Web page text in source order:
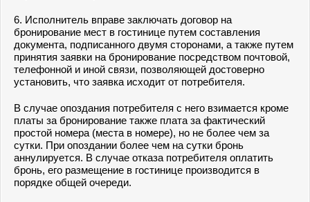
6. Исполнитель вправе заключать договор на
бронирование мест в гостинице путем составления
документа, подписанного двумя сторонами, а также путем
принятия заявки на бронирование посредством почтовой,
телефонной и иной связи, позволяющей достоверно
установить, что заявка исходит от потребителя.
В случае опоздания потребителя с него взимается кроме
платы за бронирование также плата за фактический
простой номера (места в номере), но не более чем за
сутки. При опоздании более чем на сутки бронь
аннулируется. В случае отказа потребителя оплатить
бронь, его размещение в гостинице производится в
порядке общей очереди.